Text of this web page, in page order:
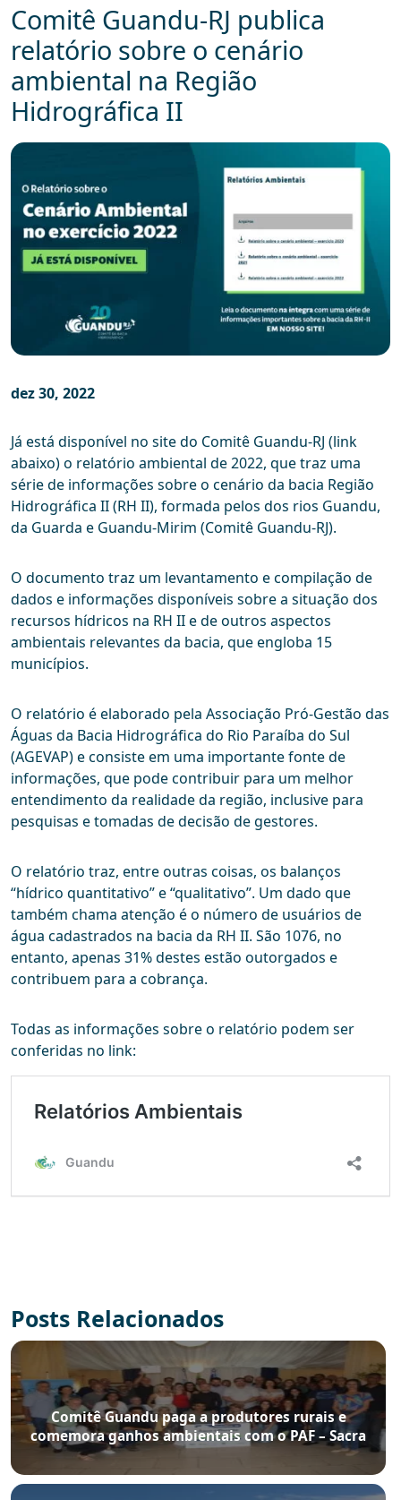
Comitê Guandu-RJ publica
relatório sobre o cenário
ambiental na Região
Hidrográfica II
dez 30, 2022
Já está disponível no site do Comitê Guandu-RJ (link
abaixo) o relatório ambiental de 2022, que traz uma
série de informações sobre o cenário da bacia Região
Hidrográfica II (RH II), formada pelos dos rios Guandu,
da Guarda e Guandu-Mirim (Comitê Guandu-RJ).
O documento traz um levantamento e compilação de
dados e informações disponíveis sobre a situação dos
recursos hídricos na RH II e de outros aspectos
ambientais relevantes da bacia, que engloba 15
municípios.
O relatório é elaborado pela Associação Pró-Gestão das
Águas da Bacia Hidrográfica do Rio Paraíba do Sul
(AGEVAP) e consiste em uma importante fonte de
informações, que pode contribuir para um melhor
entendimento da realidade da região, inclusive para
pesquisas e tomadas de decisão de gestores.
O relatório traz, entre outras coisas, os balanços
“hídrico quantitativo” e “qualitativo”. Um dado que
também chama atenção é o número de usuários de
água cadastrados na bacia da RH II. São 1076, no
entanto, apenas 31% destes estão outorgados e
contribuem para a cobrança.
Todas as informações sobre o relatório podem ser
conferidas no link:
Posts Relacionados
Comitê Guandu paga a produtores rurais e
comemora ganhos ambientais com o PAF – Sacra